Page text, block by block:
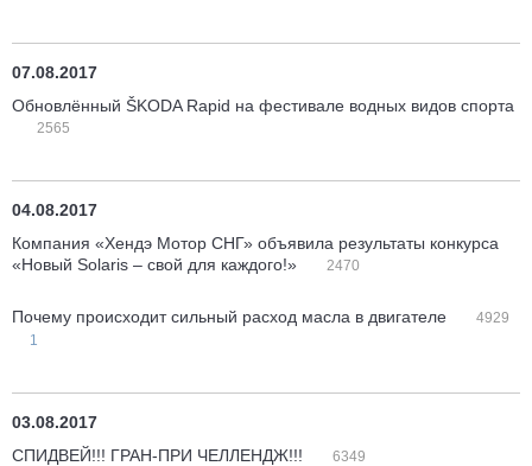
07.08.2017
Обновлённый ŠKODA Rapid на фестивале водных видов спорта
2565
04.08.2017
Компания «Хендэ Мотор СНГ» объявила результаты конкурса
«Новый Solaris – свой для каждого!»
2470
Почему происходит сильный расход масла в двигателе
4929
1
03.08.2017
СПИДВЕЙ!!! ГРАН-ПРИ ЧЕЛЛЕНДЖ!!!
6349